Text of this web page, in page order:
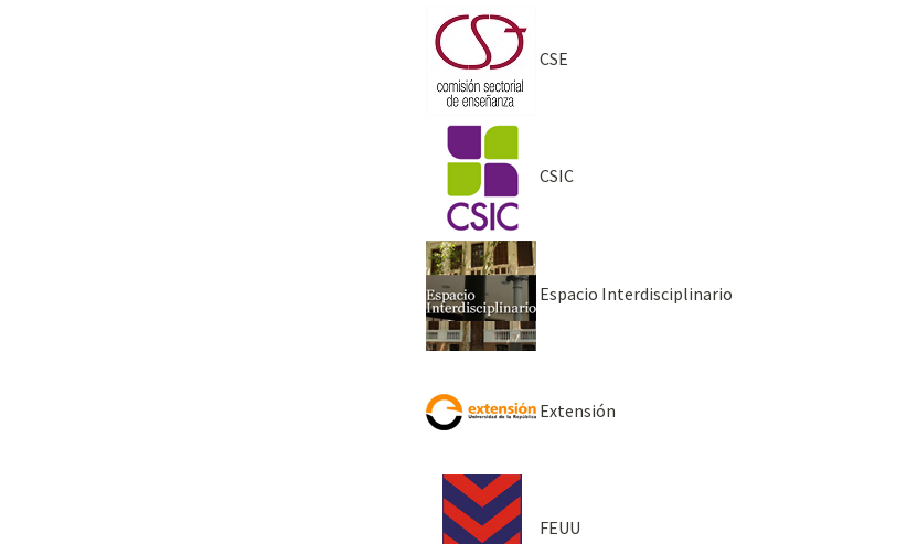
CSE
CSIC
Espacio Interdisciplinario
Extensión
FEUU